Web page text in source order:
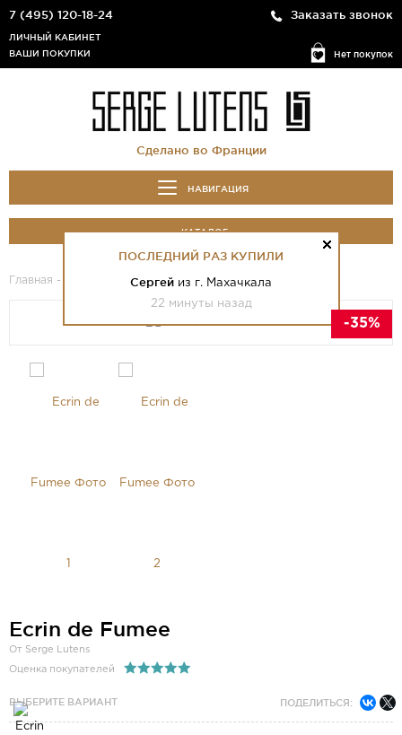
7 (495) 120-18-24 Заказать звонок
Нет покупок
ЛИЧНЫЙ КАБИНЕТ
ВАШИ ПОКУПКИ
Сделано во Франции
НАВИГАЦИЯ
КАТАЛОГ
Главная - - Ecrin de Fumee
-35%
ПОСЛЕДНИЙ РАЗ КУПИЛИ
Сергей из г. Махачкала
22 минуты назад
Ecrin de Fumee
От Serge Lutens
Оценка покупателей
ВЫБЕРИТЕ ВАРИАНТ ПОДЕЛИТЬСЯ: